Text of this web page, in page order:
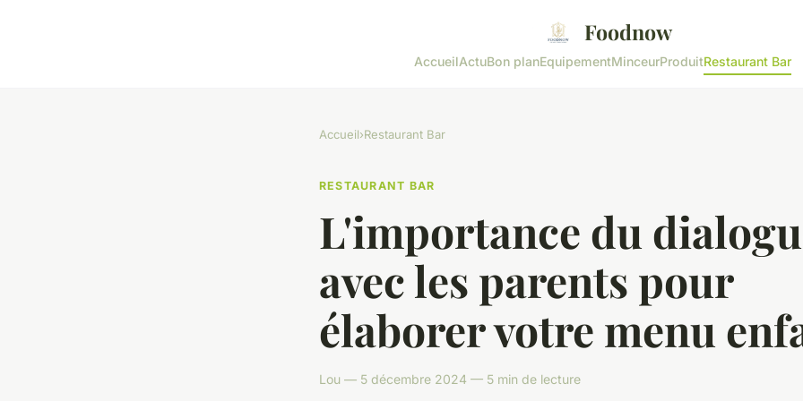
Foodnow
AccueilActuBon planEquipementMinceurProduitRestaurant Bar
Accueil›Restaurant Bar
RESTAURANT BAR
L'importance du
avec les parents pour
élaborer votre menu
Lou — 5 décembre 2024 — 5 min de lecture